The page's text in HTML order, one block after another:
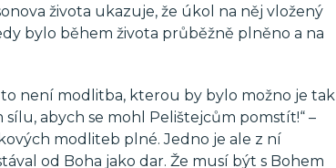
života ukazuje, že úkol na něj vložený
bylo během života průběžně plněno a na
to není modlitba, kterou by bylo možno je tak
abych se mohl Pelištejcům pomstít!“ –
modliteb plné. Jedno je ale z ní
od Boha jako dar. Že musí být s Bohem